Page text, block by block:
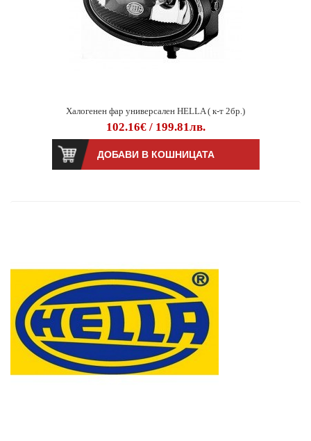
Халогенен фар универсален HELLA ( к-т 2бр.)
102.16€ / 199.81лв.